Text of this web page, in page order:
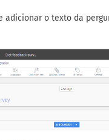
adicionar o texto da